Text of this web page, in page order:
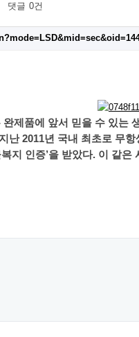
댓글 0건
완제품에 앞서 믿을 수 있는
난 2011년 국내 최초로 무
지 인증’을 받았다. 이 같